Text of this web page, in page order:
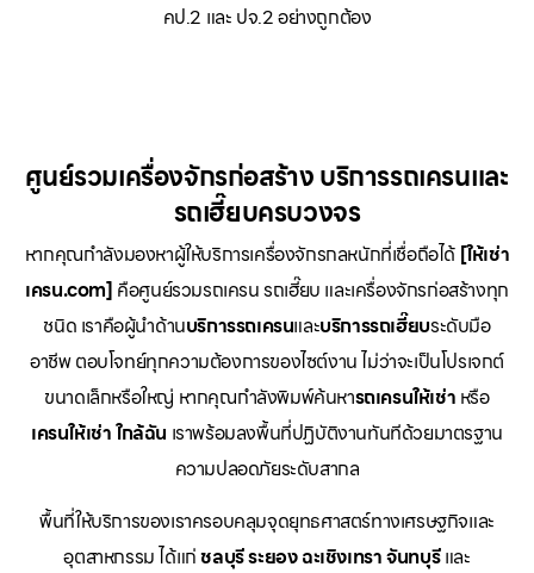
คป.2 และ ปจ.2 อย่างถูกต้อง
ศูนย์รวมเครื่องจักรก่อสร้าง บริการรถเครนและ
รถเฮี๊ยบครบวงจร
หากคุณกำลังมองหาผู้ให้บริการเครื่องจักรกลหนักที่เชื่อถือได้ [ให้เช่า
เครน.com] คือศูนย์รวมรถเครน รถเฮี๊ยบ และเครื่องจักรก่อสร้างทุก
ชนิด เราคือผู้นำด้านบริการรถเครนและบริการรถเฮี๊ยบระดับมือ
อาชีพ ตอบโจทย์ทุกความต้องการของไซต์งาน ไม่ว่าจะเป็นโปรเจกต์
ขนาดเล็กหรือใหญ่ หากคุณกำลังพิมพ์ค้นหารถเครนให้เช่า หรือ
เครนให้เช่าใกล้ฉัน เราพร้อมลงพื้นที่ปฏิบัติงานทันทีด้วยมาตรฐาน
ความปลอดภัยระดับสากล
พื้นที่ให้บริการของเราครอบคลุมจุดยุทธศาสตร์ทางเศรษฐกิจและ
อุตสาหกรรม ได้แก่ชลบุรีระยองฉะเชิงเทราจันทบุรีและ